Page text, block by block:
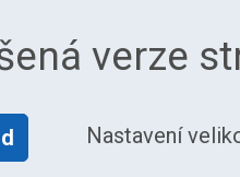
verze
Nastavení